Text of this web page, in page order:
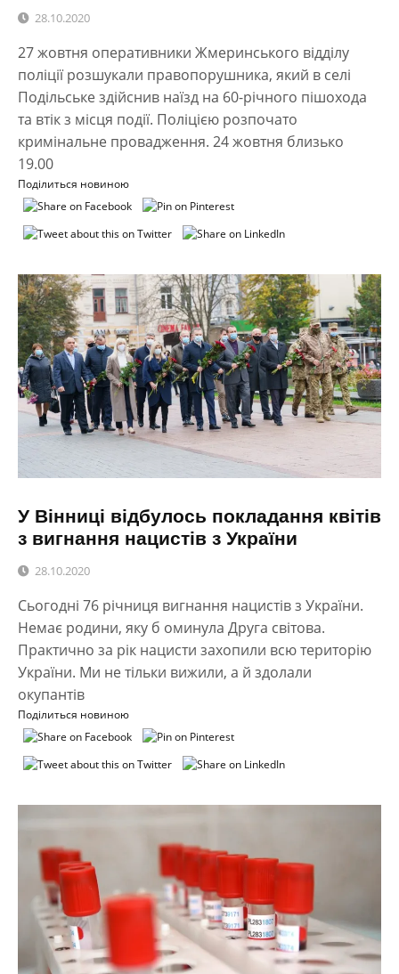
28.10.2020
27 жовтня оперативники Жмеринського відділу
поліції розшукали правопорушника, який в селі
Подільське здійснив наїзд на 60-річного пішохода
та втік з місця події. Поліцією розпочато
кримінальне провадження. 24 жовтня близько
19.00
Поділиться новиною
У Вінниці відбулось покладання квітів
з вигнання нацистів з України
28.10.2020
Сьогодні 76 річниця вигнання нацистів з України.
Немає родини, яку б оминула Друга світова.
Практично за рік нацисти захопили всю територію
України. Ми не тільки вижили, а й здолали
окупантів
Поділиться новиною